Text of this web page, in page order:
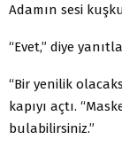
Adamın sesi
“Evet,” diye
“Bir yenilik
kapıyı açtı.
bulabilirsiniz.”